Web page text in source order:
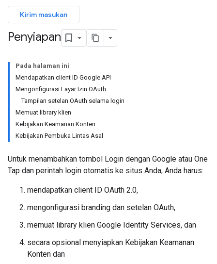
Kirim masukan
Penyiapan
Pada halaman ini
Mendapatkan client ID Google API
Mengonfigurasi Layar Izin OAuth
Tampilan setelan OAuth selama login
Memuat library klien
Kebijakan Keamanan Konten
Kebijakan Pembuka Lintas Asal
Untuk menambahkan tombol Login dengan Google atau One
Tap dan perintah login otomatis ke situs Anda, Anda harus:
mendapatkan client ID OAuth 2.0,
mengonfigurasi branding dan setelan OAuth,
memuat library klien Google Identity Services, dan
secara opsional menyiapkan Kebijakan Keamanan
Konten dan